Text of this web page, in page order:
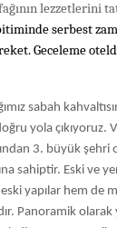
lezzetlerini
serbest
Geceleme
sabah
yola çıkıyoruz.
3. büyük şehri
sahiptir. Eski ve
yapılar hem de
Panoramik olarak